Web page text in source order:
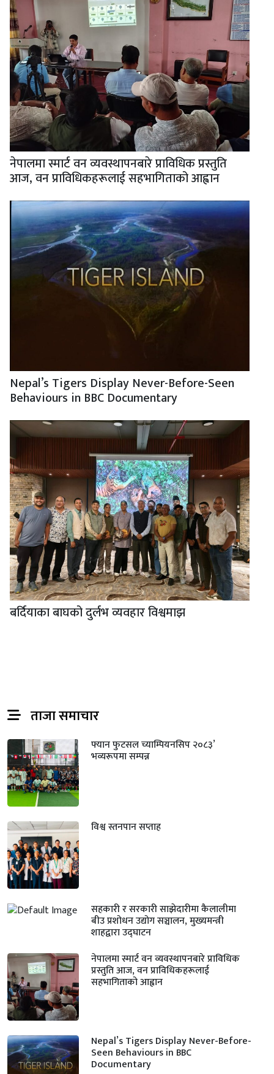
नेपालमा स्मार्ट वन व्यवस्थापनबारे प्राविधिक प्रस्तुति
आज, वन प्राविधिकहरूलाई सहभागिताको आह्वान
Nepal’s Tigers Display Never-Before-Seen
Behaviours in BBC Documentary
बर्दियाका बाघको दुर्लभ व्यवहार विश्वमाझ
ताजा समाचार
फ्यान फुटसल च्याम्पियनसिप २०८३’
भव्यरूपमा सम्पन्न
विश्व स्तनपान सप्ताह
सहकारी र सरकारी साझेदारीमा कैलालीमा
बीउ प्रशोधन उद्योग सञ्चालन, मुख्यमन्त्री
शाहद्वारा उद्घाटन
नेपालमा स्मार्ट वन व्यवस्थापनबारे प्राविधिक
प्रस्तुति आज, वन प्राविधिकहरूलाई
सहभागिताको आह्वान
Nepal’s Tigers Display Never-Before-
Seen Behaviours in BBC
Documentary